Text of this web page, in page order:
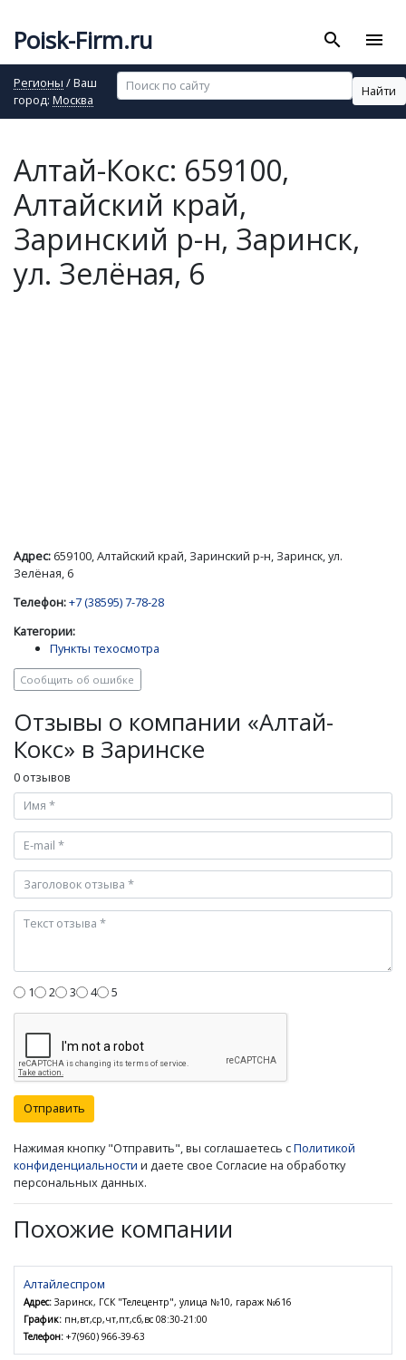
Poisk-Firm.ru search menu
Регионы / Ваш
город: Москва
Найти
Алтай-Кокс: 659100,
Алтайский край,
Заринский р-н, Заринск,
ул. Зелёная, 6
Адрес: 659100, Алтайский край, Заринский р-н, Заринск, ул.
Зелёная, 6
Телефон:+7 (38595) 7-78-28
Категории:
Пункты техосмотра
Сообщить об ошибке
Отзывы о компании «Алтай-
Кокс» в Заринске
0 отзывов
1 2 3 4 5
Отправить
Нажимая кнопку "Отправить", вы соглашаетесь сПолитикой
конфиденциальности и даете свое Согласие на обработку
персональных данных.
Похожие компании
Алтайлеспром
Адрес: Заринск, ГСК "Телецентр", улица №10, гараж №616
График: пн,вт,ср,чт,пт,сб,вс 08:30-21:00
Телефон: +7(960) 966-39-63